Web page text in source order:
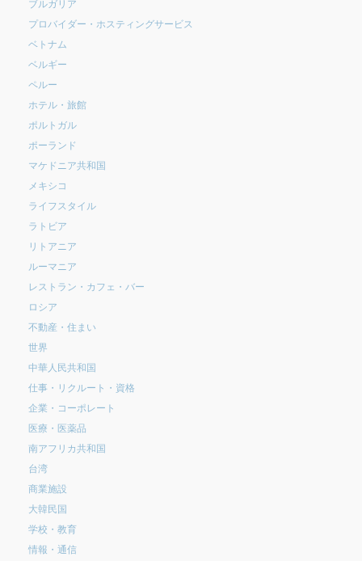
ブルガリア
プロバイダー・ホスティングサービス
ベトナム
ベルギー
ペルー
ホテル・旅館
ポルトガル
ポーランド
マケドニア共和国
メキシコ
ライフスタイル
ラトビア
リトアニア
ルーマニア
レストラン・カフェ・バー
ロシア
不動産・住まい
世界
中華人民共和国
仕事・リクルート・資格
企業・コーポレート
医療・医薬品
南アフリカ共和国
台湾
商業施設
大韓民国
学校・教育
情報・通信